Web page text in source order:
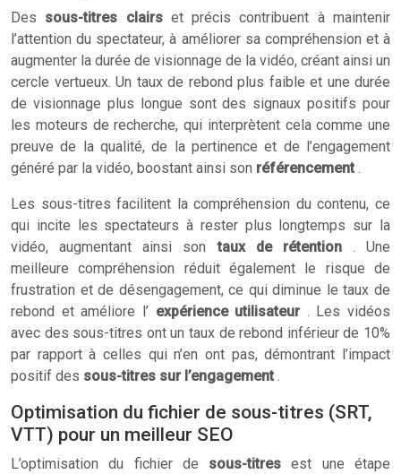
Des sous-titres clairs et précis contribuent à maintenir
l’attention du spectateur, à améliorer sa compréhension et à
augmenter la durée de visionnage de la vidéo, créant ainsi un
cercle vertueux. Un taux de rebond plus faible et une durée
de visionnage plus longue sont des signaux positifs pour
les moteurs de recherche, qui interprètent cela comme une
preuve de la qualité, de la pertinence et de l’engagement
généré par la vidéo, boostant ainsi son référencement .
Les sous-titres facilitent la compréhension du contenu, ce
qui incite les spectateurs à rester plus longtemps sur la
vidéo, augmentant ainsi sontaux de rétention . Une
meilleure compréhension réduit également le risque de
frustration et de désengagement, ce qui diminue le taux de
rebond et améliore l’ expérience utilisateur . Les vidéos
avec des sous-titres ont un taux de rebond inférieur de 10%
par rapport à celles qui n’en ont pas, démontrant l’impact
positif des sous-titres sur l’engagement .
Optimisation du fichier de sous-titres (SRT,
VTT) pour un meilleur SEO
L’optimisation du fichier de sous-titresest une étape